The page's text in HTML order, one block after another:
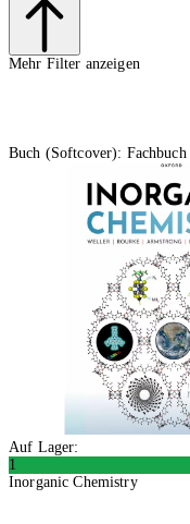
Mehr Filter anzeigen
Buch (Softcover): Fachbuch
Auf Lager:
1
Inorganic Chemistry